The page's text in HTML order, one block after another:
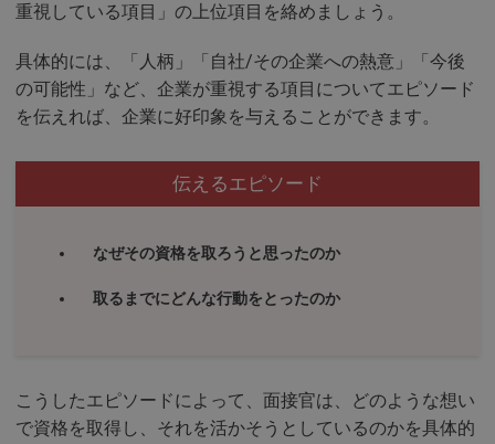
重視している項目」の上位項目を絡めましょう。
具体的には、「人柄」「自社/その企業への熱意」「今後
の可能性」など、企業が重視する項目についてエピソード
を伝えれば、企業に好印象を与えることができます。
伝えるエピソード
なぜその資格を取ろうと思ったのか
取るまでにどんな行動をとったのか
こうしたエピソードによって、面接官は、どのような想い
で資格を取得し、それを活かそうとしているのかを具体的